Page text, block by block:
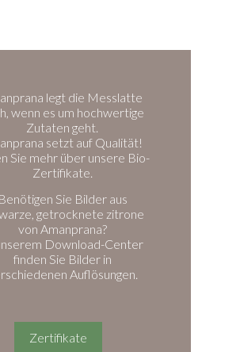
legt die Messlatte
wenn es um hochwertige
Zutaten geht.
setzt auf Qualität!
Sie mehr über unsere Bio-
Zertifikate.
Benötigen Sie Bilder aus
getrocknete zitrone
von Amanprana?
Download-Center
finden Sie Bilder in
Auflösungen.
Zertifikate